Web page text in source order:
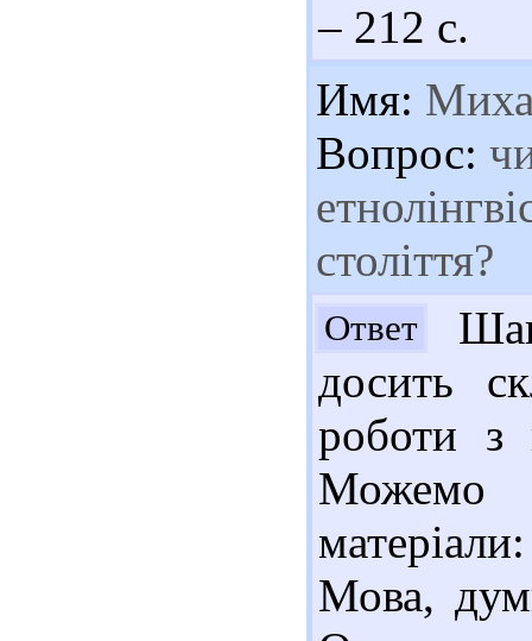
– 212 с.
Имя:
Вопрос:
століття?
Ответ
досить
роботи з
Можемо
Мова,